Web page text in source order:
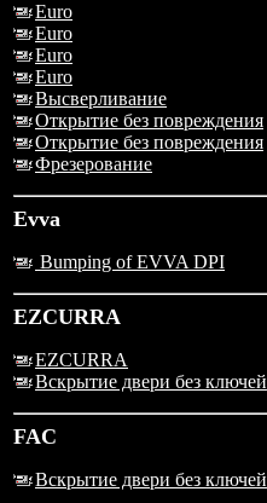
Euro
Euro
Euro
Euro
Высверливание
Открытие без повреждения
Открытие без повреждения
Фрезерование
Evva
Bumping of EVVA DPI
EZCURRA
EZCURRA
Вскрытие двери без ключей
FAC
Вскрытие двери без ключей